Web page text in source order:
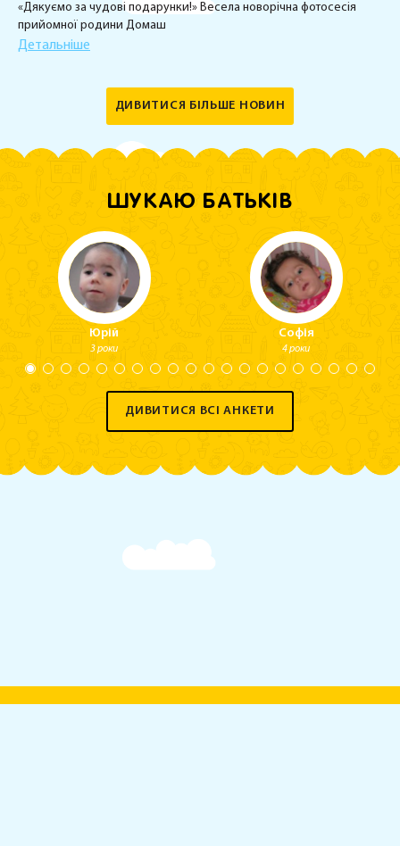
«Дякуємо за чудові подарунки!» Весела новорічна фотосесія
прийомної родини Домаш
Детальніше
ДИВИТИСЯ БІЛЬШЕ НОВИН
ШУКАЮ БАТЬКІВ
Юрій
3 роки
Софія
4 роки
ДИВИТИСЯ ВСІ АНКЕТИ